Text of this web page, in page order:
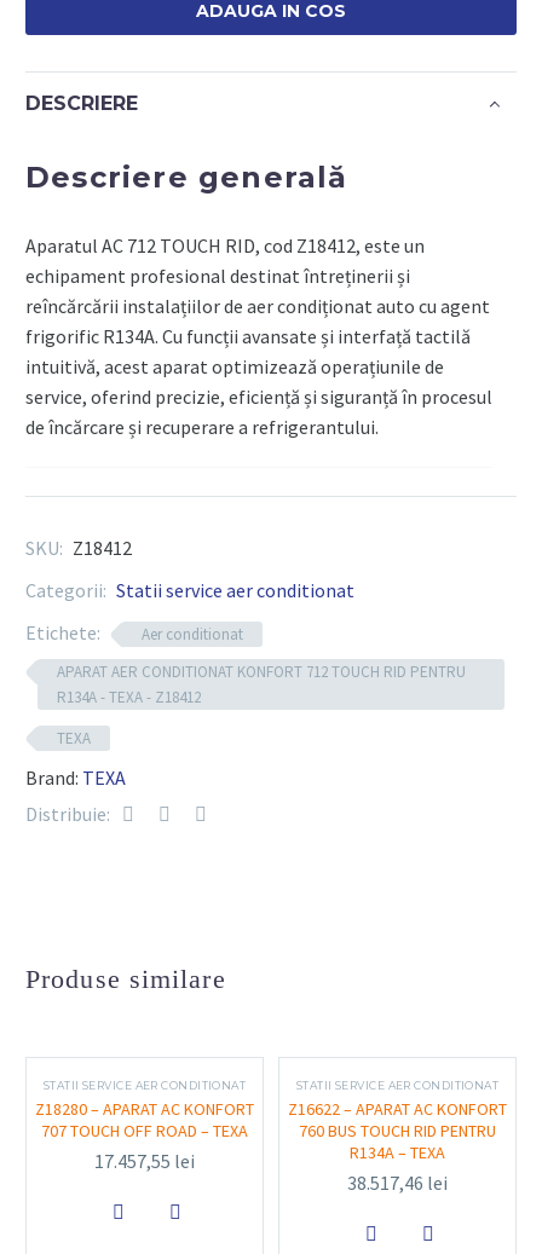
AC
KONFORT
712
PENTRU
-
TEXA
ADAUGA IN COS
DESCRIERE
Descriere generală
Aparatul AC 712 TOUCH RID, cod Z18412, este un
echipament profesional destinat întreținerii și
reîncărcării instalațiilor de aer condiționat auto cu agent
frigorific R134A. Cu funcții avansate și interfață tactilă
intuitivă, acest aparat optimizează operațiunile de
service, oferind precizie, eficiență și siguranță în procesul
de încărcare și recuperare a refrigerantului.
Model:AC 712 TOUCH RID
Cod produs:Z18412
Agent frigorific compatibil:R134A
Funcții:
Capacitate rezervor refrigerant:
Dimensiuni:Compact și ergonomic, ușor de
manevrat
Funcționalitate și utilizare
SKU: Z18412
Categorii: Statii service aer conditionat
Etichete:
Aer conditionat
APARAT AER CONDITIONAT KONFORT 712 TOUCH RID PENTRU
R134A - TEXA - Z18412
TEXA
Brand: TEXA
Distribuie:
Produse similare
STATII SERVICE AER CONDITIONAT
Z18280 – APARAT AC KONFORT
707 TOUCH OFF ROAD – TEXA
17.457,55 lei

STATII SERVICE AER CONDITIONAT
Z16622 – APARAT AC KONFORT
760 BUS TOUCH RID PENTRU
R134A – TEXA
38.517,46 lei
